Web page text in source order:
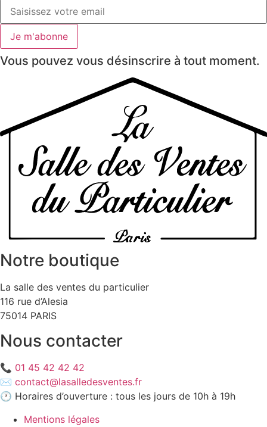
Je m'abonne
Vous pouvez vous désinscrire à tout moment.
Notre boutique
La salle des ventes du particulier
116 rue d’Alesia
75014 PARIS
Nous contacter
📞 01 45 42 42 42
✉️ contact@lasalledesventes.fr
🕐 Horaires d’ouverture : tous les jours de 10h à 19h
Mentions légales